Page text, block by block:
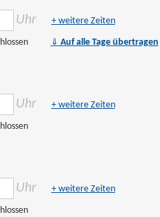
Uhr + weitere Zeiten
⇓ Auf alle Tage übertragen
Uhr + weitere Zeiten
Uhr + weitere Zeiten